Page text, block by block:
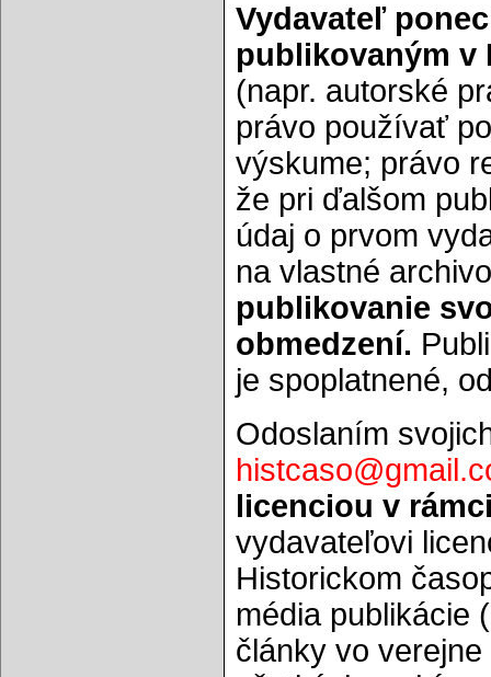
Vydavateľ
publikovaným v
(napr. autorské
právo používať
výskume; právo
že pri ďalšom
údaj o prvom
na vlastné
publikovanie
obmedzení.
je spoplatnené,
Odoslaním
licenciou v
vydavateľovi
Historickom
média publikácie
články vo